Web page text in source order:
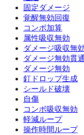
固定ダメージ
覚醒無効回復
コンボ加算
属性吸収無効
ダメージ吸収無
ダメージ無効貫通
ダメージ無効
釘ドロップ生成
シールド破壊
自傷
コンボ吸収無効
軽減ループ
操作時間ループ